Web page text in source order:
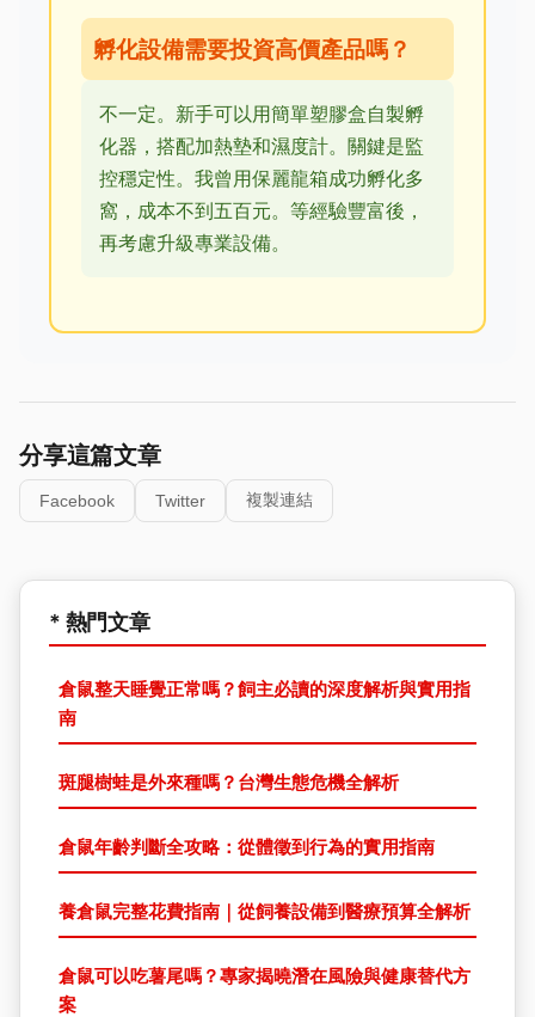
孵化設備需要投資高價產品嗎？
不一定。新手可以用簡單塑膠盒自製孵
化器，搭配加熱墊和濕度計。關鍵是監
控穩定性。我曾用保麗龍箱成功孵化多
窩，成本不到五百元。等經驗豐富後，
再考慮升級專業設備。
分享這篇文章
Facebook Twitter 複製連結
* 熱門文章
倉鼠整天睡覺正常嗎？飼主必讀的深度解析與實用指
南
斑腿樹蛙是外來種嗎？台灣生態危機全解析
倉鼠年齡判斷全攻略：從體徵到行為的實用指南
養倉鼠完整花費指南｜從飼養設備到醫療預算全解析
倉鼠可以吃薯尾嗎？專家揭曉潛在風險與健康替代方
案